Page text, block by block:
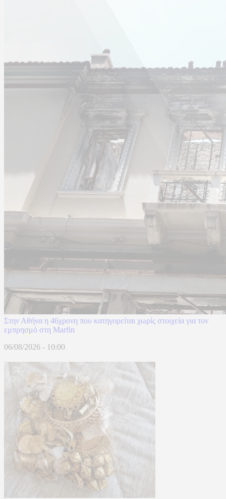
Στην Αθήνα η 46χρονη που κατηγορείται χωρίς στοιχεία για τον
εμπρησμό στη Marfin
06/08/2026 - 10:00